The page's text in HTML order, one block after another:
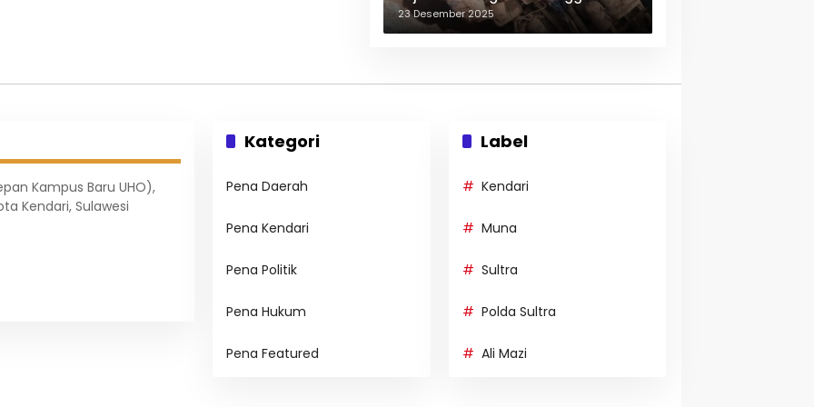
Berulang-ulang
23 Desember 2025
Kampus Baru UHO),
Kendari, Sulawesi
Kategori
Pena Daerah
Pena Kendari
Pena Politik
Pena Hukum
Pena Featured
Label
Kendari
Muna
Sultra
Polda Sultra
Ali Mazi